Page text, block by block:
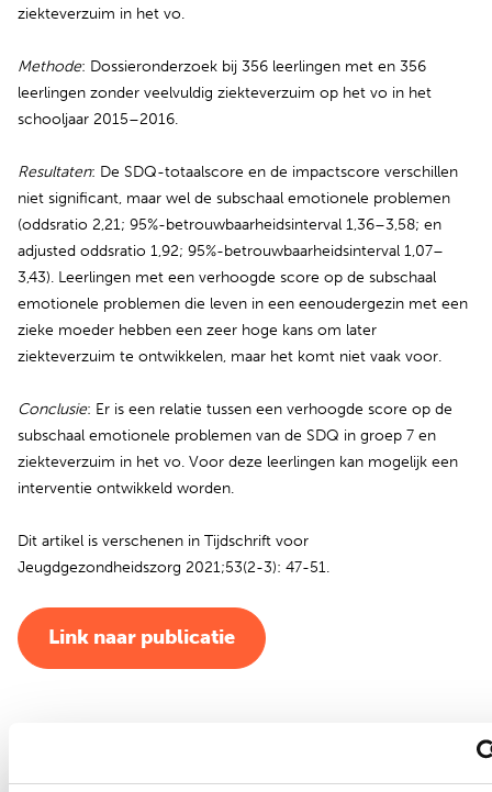
ziekteverzuim in het vo.
Methode: Dossieronderzoek bij 356 leerlingen met en 356
leerlingen zonder veelvuldig ziekteverzuim op het vo in het
schooljaar 2015–2016.
Resultaten: De SDQ-totaalscore en de impactscore verschillen
niet significant, maar wel de subschaal emotionele problemen
(oddsratio 2,21; 95%-betrouwbaarheidsinterval 1,36–3,58; en
adjusted oddsratio 1,92; 95%-betrouwbaarheidsinterval 1,07–
3,43). Leerlingen met een verhoogde score op de subschaal
emotionele problemen die leven in een eenoudergezin met een
zieke moeder hebben een zeer hoge kans om later
ziekteverzuim te ontwikkelen, maar het komt niet vaak voor.
Conclusie: Er is een relatie tussen een verhoogde score op de
subschaal emotionele problemen van de SDQ in groep 7 en
ziekteverzuim in het vo. Voor deze leerlingen kan mogelijk een
interventie ontwikkeld worden.
Dit artikel is verschenen in Tijdschrift voor
Jeugdgezondheidszorg 2021;53(2-3): 47-51.
Link naar publicatie(opent in nieuw tabblad)